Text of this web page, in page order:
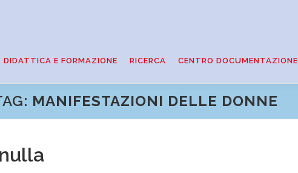
DIDATTICA E FORMAZIONE RICERCA CENTRO DOCUMENTAZIONE
MANIFESTAZIONI DELLE DONNE